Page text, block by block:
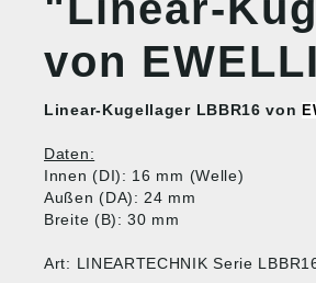
von
Linear-Kugellager LBBR16 von
Daten:
Innen (DI): 16 mm (Welle)
Außen (DA): 24 mm
Breite (B): 30 mm
Art: LINEARTECHNIK Serie